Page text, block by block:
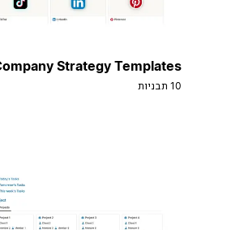
Company Strategy Templates